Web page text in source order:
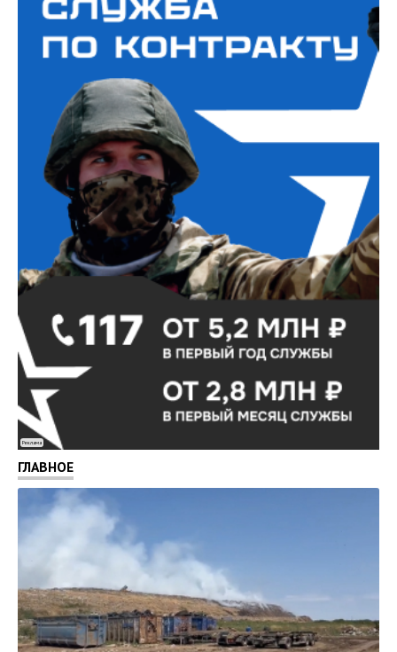
Реклама
ГЛАВНОЕ